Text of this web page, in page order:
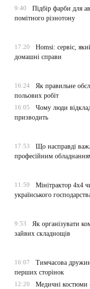
9:40
Підбір фарби для
помітного різнотону
17:20
Homsi: сервіс,
домашні справи
16:24
Як правильне
польових робіт
16:05
Чому люди
призводить
17:53
Що насправді
професійним
11:59
Мінітрактор 4х4
українського
9:53
Як організувати
зайвих складнощів
16:07
Тимчасова
перших сторінок
12:20
Медичні костюми